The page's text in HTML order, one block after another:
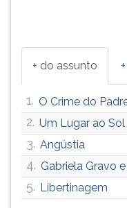
+ do assunto
1. O Crime do
2. Um Lugar ao Sol
3. Angústia
4. Gabriela Gravo
5. Libertinagem